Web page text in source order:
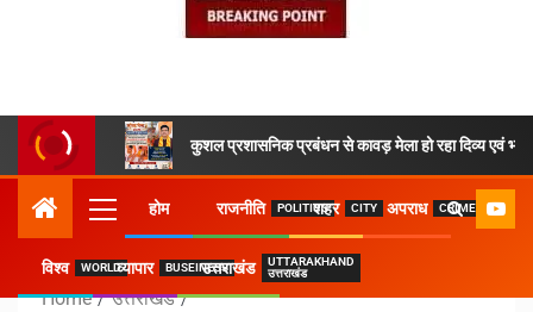
कुशल प्रशासनिक प्रबंधन से कावड़ मेला हो रहा दिव्य एवं भव्य
होम राजनीति POLITICSशहर CITY अपराध CRIME
विश्व WORLDव्यापार BUSEINESSउत्तराखंड
UTTARAKHAND
उत्तराखंड
Home
उत्तराखंड